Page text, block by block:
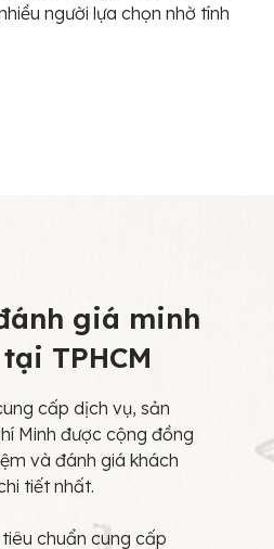
người lựa chọn nhờ tính
giá minh
TPHCM
cấp dịch vụ, sản
Minh được cộng đồng
và đánh giá khách
tiết nhất.
chuẩn cung cấp